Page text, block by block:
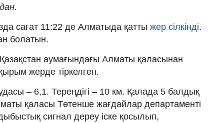
сағат 11:22 де Алматыда қатты жер сілкінді.
болатын.
Қазақстан аумағындағы Алматы қаласынан
жерде тіркелген.
– 6,1. Тереңдігі – 10 км. Қалада 5 балдық
қаласы Төтенше жағдайлар департаменті
сигнал дереу іске қосылып,